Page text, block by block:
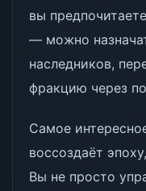
вы
— можно
наследников,
фракцию через
Самое
воссоздаёт
Вы не просто